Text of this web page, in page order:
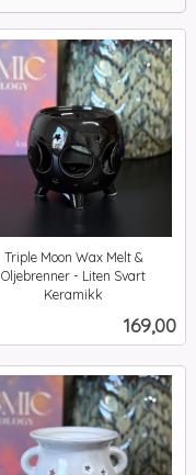
Triple Moon Wax Melt &
Oljebrenner - Liten Svart
Keramikk
Pris
169,00